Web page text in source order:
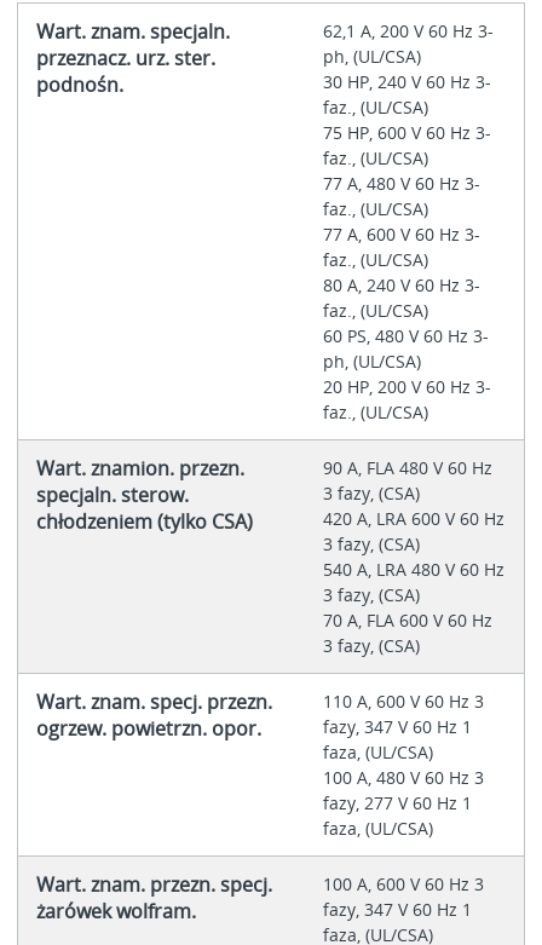
Wart. znam. specjaln.
przeznacz. urz. ster.
podnośn.
62,1 A, 200 V 60 Hz 3-
ph, (UL/CSA)
30 HP, 240 V 60 Hz 3-
faz., (UL/CSA)
75 HP, 600 V 60 Hz 3-
faz., (UL/CSA)
77 A, 480 V 60 Hz 3-
faz., (UL/CSA)
77 A, 600 V 60 Hz 3-
faz., (UL/CSA)
80 A, 240 V 60 Hz 3-
faz., (UL/CSA)
60 PS, 480 V 60 Hz 3-
ph, (UL/CSA)
20 HP, 200 V 60 Hz 3-
faz., (UL/CSA)
Wart. znamion. przezn.
specjaln. sterow.
chłodzeniem (tylko CSA)
90 A, FLA 480 V 60 Hz
3 fazy, (CSA)
420 A, LRA 600 V 60 Hz
3 fazy, (CSA)
540 A, LRA 480 V 60 Hz
3 fazy, (CSA)
70 A, FLA 600 V 60 Hz
3 fazy, (CSA)
Wart. znam. specj. przezn.
ogrzew. powietrzn. opor.
110 A, 600 V 60 Hz 3
fazy, 347 V 60 Hz 1
faza, (UL/CSA)
100 A, 480 V 60 Hz 3
fazy, 277 V 60 Hz 1
faza, (UL/CSA)
Wart. znam. przezn. specj.
żarówek wolfram.
100 A, 600 V 60 Hz 3
fazy, 347 V 60 Hz 1
faza, (UL/CSA)